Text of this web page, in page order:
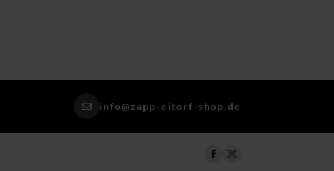
info@zapp-eitorf-shop.de